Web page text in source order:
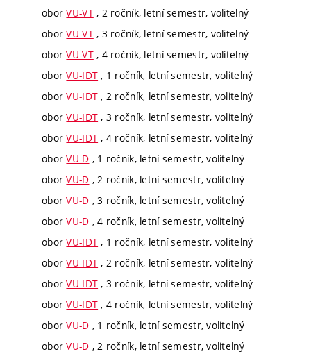
oborVU-VT, 2 ročník, letní semestr, volitelný
oborVU-VT, 3 ročník, letní semestr, volitelný
oborVU-VT, 4 ročník, letní semestr, volitelný
oborVU-IDT , 1 ročník, letní semestr, volitelný
oborVU-IDT , 2 ročník, letní semestr, volitelný
oborVU-IDT , 3 ročník, letní semestr, volitelný
oborVU-IDT , 4 ročník, letní semestr, volitelný
oborVU-D , 1 ročník, letní semestr, volitelný
oborVU-D , 2 ročník, letní semestr, volitelný
oborVU-D , 3 ročník, letní semestr, volitelný
oborVU-D , 4 ročník, letní semestr, volitelný
oborVU-IDT , 1 ročník, letní semestr, volitelný
oborVU-IDT , 2 ročník, letní semestr, volitelný
oborVU-IDT , 3 ročník, letní semestr, volitelný
oborVU-IDT , 4 ročník, letní semestr, volitelný
oborVU-D , 1 ročník, letní semestr, volitelný
oborVU-D , 2 ročník, letní semestr, volitelný